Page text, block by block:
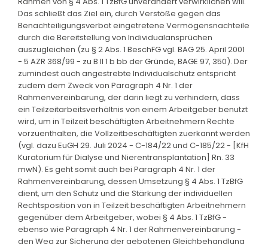
Das schließt das Ziel ein, durch Verstöße gegen das
Benachteiligungsverbot eingetretene Vermögensnachteile
durch die Bereitstellung von Individualansprüchen
auszugleichen (zu § 2 Abs. 1 BeschFG vgl. BAG 25. April 2001
- 5 AZR 368/99 - zu B II 1 b bb der Gründe, BAGE 97, 350). Der
zumindest auch angestrebte Individualschutz entspricht
zudem dem Zweck von Paragraph 4 Nr. 1 der
Rahmenvereinbarung, der darin liegt zu verhindern, dass
ein Teilzeitarbeitsverhältnis von einem Arbeitgeber benutzt
wird, um in Teilzeit beschäftigten Arbeitnehmern Rechte
vorzuenthalten, die Vollzeitbeschäftigten zuerkannt werden
(vgl. dazu EuGH 29. Juli 2024 - C-184/22 und C-185/22 - [KfH
Kuratorium für Dialyse und Nierentransplantation] Rn. 33
mwN). Es geht somit auch bei Paragraph 4 Nr. 1 der
Rahmenvereinbarung, dessen Umsetzung § 4 Abs. 1 TzBfG
dient, um den Schutz und die Stärkung der individuellen
Rechtsposition von in Teilzeit beschäftigten Arbeitnehmern
gegenüber dem Arbeitgeber, wobei § 4 Abs. 1 TzBfG -
ebenso wie Paragraph 4 Nr. 1 der Rahmenvereinbarung -
den Weg zur Sicherung der gebotenen Gleichbehandlung